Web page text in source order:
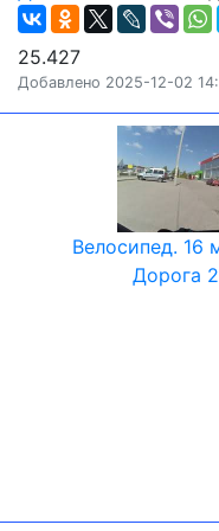
25.427
Добавлено 2025-12-02
Велосипед. 16
Дорога